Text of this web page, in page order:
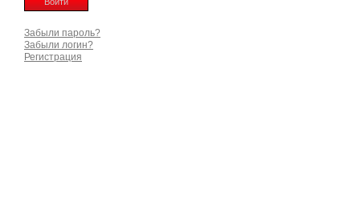
Забыли пароль?
Забыли логин?
Регистрация